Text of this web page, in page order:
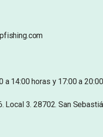
a 14:00 horas y 17:00 a 20:00
Local 3. 28702. San